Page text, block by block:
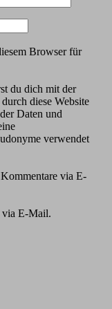
Browser für
du dich mit der
diese Website
Daten und
verwendet
via E-
via E-Mail.